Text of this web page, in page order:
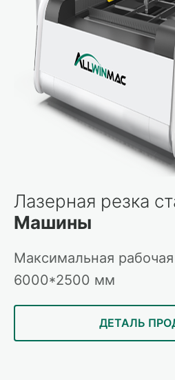
Лазерная резка
Машины
Максимальная
6000*2500 мм
ДЕТАЛЬ